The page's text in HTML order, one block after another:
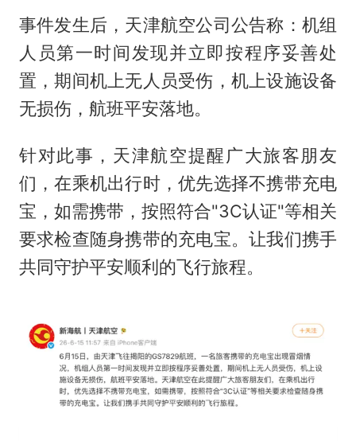
事件发生后，天津航空公司公告称：机组
人员第一时间发现并立即按程序妥善处
置，期间机上无人员受伤，机上设施设备
无损伤，航班平安落地。
针对此事，天津航空提醒广大旅客朋友
们，在乘机出行时，优先选择不携带充电
宝，如需携带，按照符合"3C认证"等相关
要求检查随身携带的充电宝。让我们携手
共同守护平安顺利的飞行旅程。